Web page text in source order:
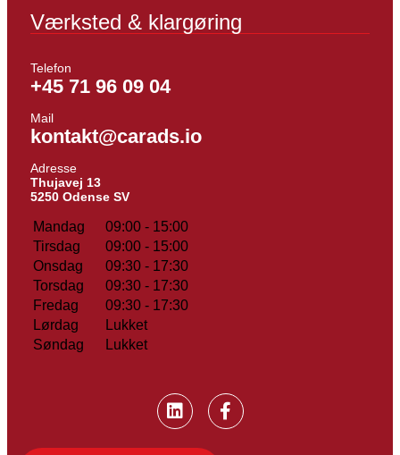
Værksted & klargøring
Telefon
+45 71 96 09 04
Mail
kontakt@carads.io
Adresse
Thujavej 13
5250 Odense SV
Mandag
09:00 - 15:00
Tirsdag
09:00 - 15:00
Onsdag
09:30 - 17:30
Torsdag
09:30 - 17:30
Fredag
09:30 - 17:30
Lørdag
Lukket
Søndag
Lukket